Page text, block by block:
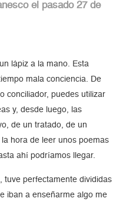
el pasado 27 de
lápiz a la mano. Esta
mala conciencia. De
conciliador, puedes utilizar
y, desde luego, las
de un tratado, de un
hora de leer unos poemas
ahí podríamos llegar.
tuve perfectamente divididas
iban a enseñarme algo me